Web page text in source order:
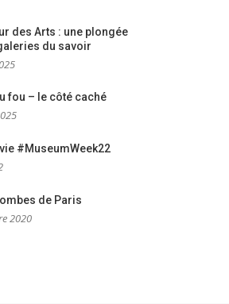
des Arts : une plongée
du savoir
fou – le côté caché
#MuseumWeek22
de Paris
2020